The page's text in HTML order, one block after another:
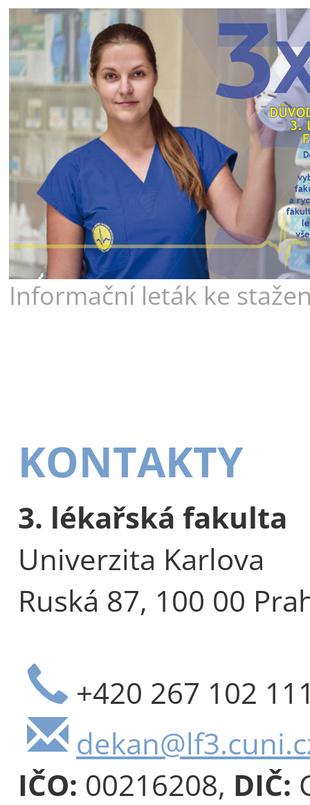
Informační leták ke
KONTAKTY
3. lékařská fakulta
Univerzita Karlova
Ruská 87, 100 00
+420 267 102
IČO: 00216208, DIČ: